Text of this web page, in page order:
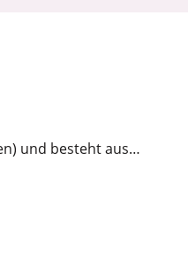
und besteht aus…